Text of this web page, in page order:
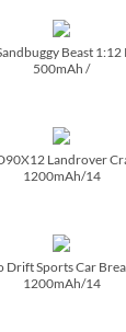
Beast
500mAh /­
Landrover
1200mAh/­14
Drift Sports Car
1200mAh/­14